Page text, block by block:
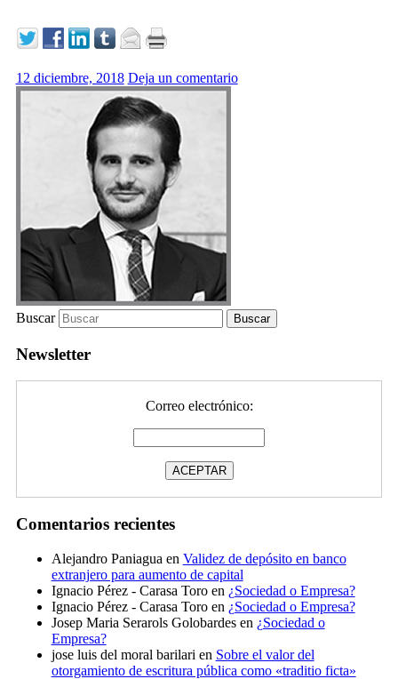
12 diciembre, 2018 Deja un comentario
Buscar
Newsletter
Correo electrónico:
Comentarios recientes
Alejandro Paniagua en Validez de depósito en banco
extranjero para aumento de capital
Ignacio Pérez - Carasa Toroen ¿Sociedad o Empresa?
Ignacio Pérez - Carasa Toroen ¿Sociedad o Empresa?
Josep Maria Serarols Golobardesen ¿Sociedad o
Empresa?
jose luis del moral barilari en Sobre el valor del
otorgamiento de escritura pública como «traditio ficta»